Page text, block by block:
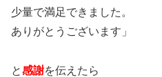
少量で満足できました。
ありがとうございます」
と感謝を伝えたら